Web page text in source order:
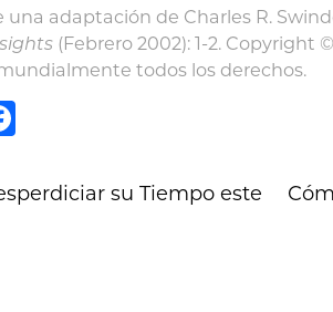
adaptación de Charles R.
(Febrero 2002): 1-2. Copyright
todos los derechos.
su Tiempo este